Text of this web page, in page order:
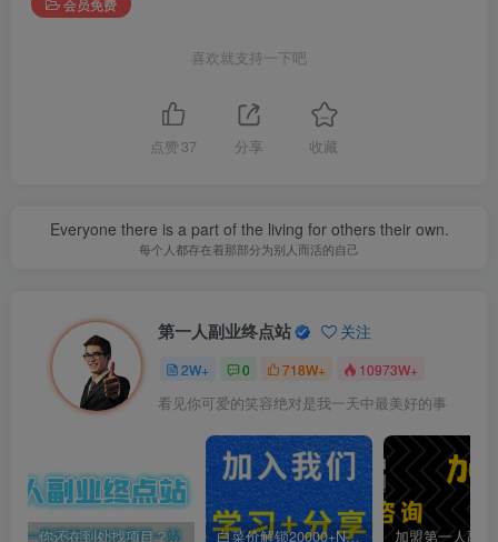
喜欢就支持一下吧
点赞 37 分享 收藏
Everyone there is a part of the living for others their own.
每个人都存在着那部分为别人而活的自己
第一人副业终点站 关注
2W+ 0 718W+ 10973W+
看见你可爱的笑容绝对是我一天中最美好的事
你还在到处找项目？还在当韭菜？我靠卖项目一个月收入5万+，曾经我也是个失败者。 白菜价解锁20000+N个赚钱机会，加入第一人副业终点站会员，全站资源免费学习。